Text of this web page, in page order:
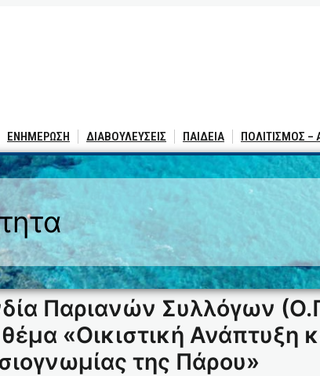
ΕΝΗΜΕΡΩΣΗ ΔΙΑΒΟΥΛΕΥΣΕΙΣ ΠΑΙΔΕΙΑ ΠΟΛΙΤΙΣΜΟΣ –
Παριανών Συλλόγων
«Οικιστική Ανάπτυξη
της Πάρου»